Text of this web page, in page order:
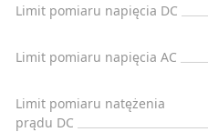
Limit pomiaru napięcia DC
Limit pomiaru napięcia AC
Limit pomiaru natężenia
prądu DC